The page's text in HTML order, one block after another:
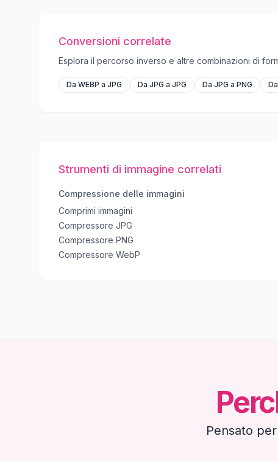
Conversioni correlate
Esplora il percorso inverso e altre combinazioni di
Da WEBP a JPG Da JPG a JPG Da JPG a PNG
Strumenti di immagine correlati
Compressione delle immagini
Comprimi immagini
Compressore JPG
Compressore PNG
Compressore WebP
Pensato